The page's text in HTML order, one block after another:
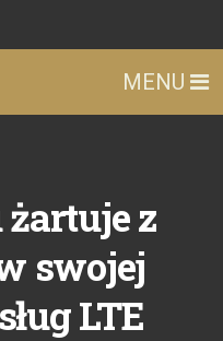
MENU
z
swojej
LTE